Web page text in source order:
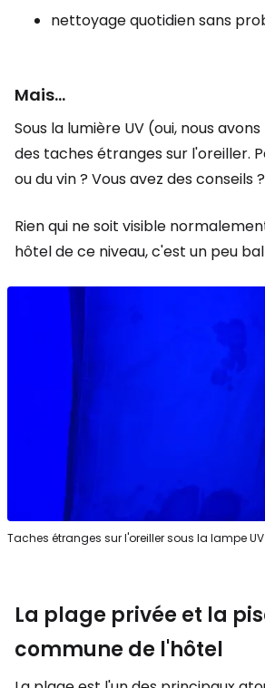
nettoyage quotidien sans
Mais...
Sous la lumière UV (oui, nous
des taches étranges sur l'oreiller.
ou du vin ? Vous avez des conseils ?
Rien qui ne soit visible
hôtel de ce niveau, c'est un peu
Taches étranges sur l'oreiller sous la lampe UV
La plage privée et la
commune de l'hôtel